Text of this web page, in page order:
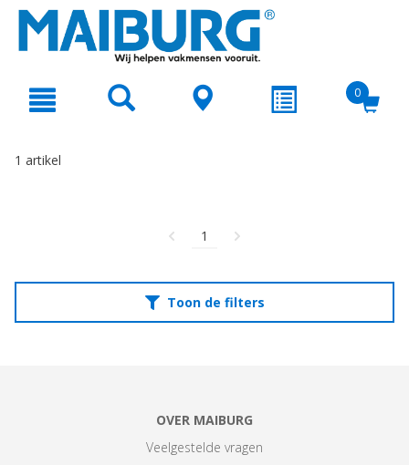
text.skipToNavigation
0
1 artikel
1
Toon de filters
OVER MAIBURG
Veelgestelde vragen